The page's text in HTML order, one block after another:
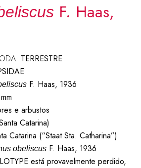
F. Haas,
TERRESTRE
F. Haas, 1936
e arbustos
Catarina)
Catarina (“Staat Sta. Catharina”)
obeliscusF. Haas, 1936
está provavelmente perdido,